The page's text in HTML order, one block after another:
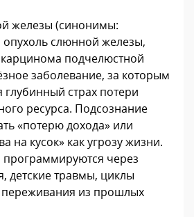
железы (синонимы:
опухоль слюнной железы,
подчелюстной
заболевание, за которым
глубинный страх потери
ресурса. Подсознание
«потерю дохода» или
на кусок» как угрозу жизни.
программируются через
детские травмы, циклы
переживания из прошлых